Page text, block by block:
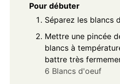
Pour débuter
Séparez les blancs
Mettre une pincée
blancs à
battre très
6 Blancs d'oeuf